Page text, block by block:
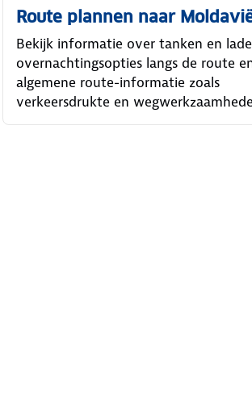
Route plannen naar
Bekijk informatie over tanken en
overnachtingsopties langs de route
algemene route-informatie zoals
verkeersdrukte en